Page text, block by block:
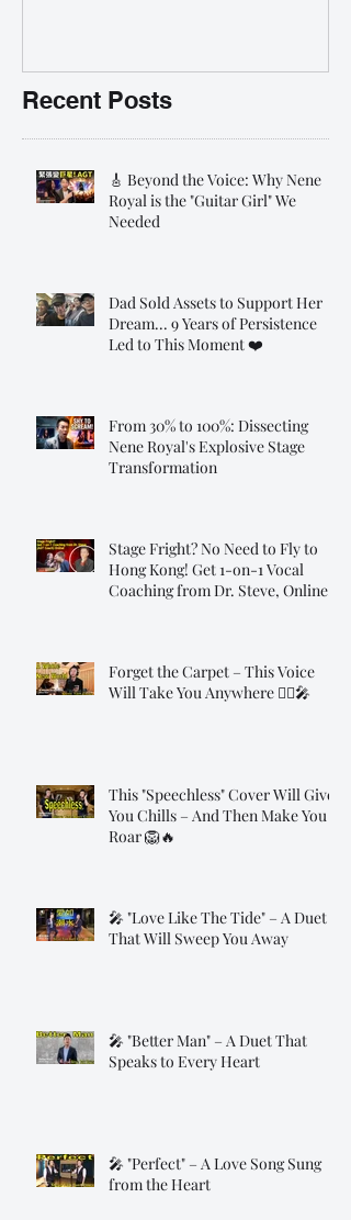
Recent Posts
🎸 Beyond the Voice: Why Nene
Royal is the "Guitar Girl" We
Needed
Dad Sold Assets to Support Her
Dream... 9 Years of Persistence
Led to This Moment ❤️
From 30% to 100%: Dissecting
Nene Royal's Explosive Stage
Transformation
Stage Fright? No Need to Fly to
Hong Kong! Get 1-on-1 Vocal
Coaching from Dr. Steve, Online!
Forget the Carpet – This Voice
Will Take You Anywhere 🧞‍♂️🎤
This "Speechless" Cover Will Give
You Chills – And Then Make You
Roar 🦁🔥
🎤 "Love Like The Tide" – A Duet
That Will Sweep You Away
🎤 "Better Man" – A Duet That
Speaks to Every Heart
🎤 "Perfect" – A Love Song Sung
from the Heart